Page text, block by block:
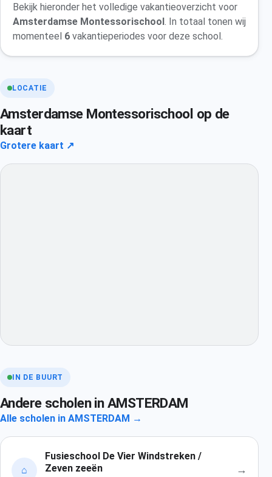
Bekijk hieronder het volledige vakantieoverzicht voor
Amsterdamse Montessorischool. In totaal tonen wij
momenteel 6 vakantieperiodes voor deze school.
LOCATIE
Amsterdamse Montessorischool op de
kaart
Grotere kaart ↗
IN DE BUURT
Andere scholen in AMSTERDAM
Alle scholen in AMSTERDAM →
⌂
Fusieschool De Vier Windstreken /
Zeven zeeën
→